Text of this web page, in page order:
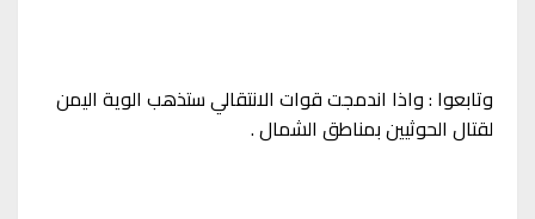
وتابعوا : واذا اندمجت قوات الانتقالي ستذهب الوية اليمن
لقتال الحوثيين بمناطق الشمال .